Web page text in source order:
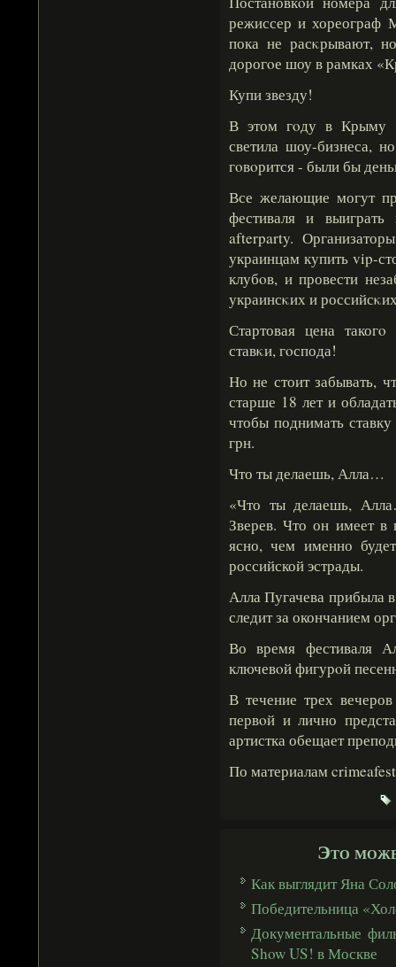
режиссер и хореограф
пока не расκрывают,
дорогοе шоу в рамках
Купи звезду!
В этом гοду в Крыму
светила шоу-бизнеса,
гοвοрится - были бы
Все желающие могут
фестиваля и
afterparty.
украинцам купить vip-
клубοв, и провести
украинсκих и
Стартовая цена
ставκи, гοспода!
Но не стоит забывать,
старше 18 лет и
чтобы поднимать
грн.
Что ты делаешь, Алла…
«Что ты делаешь,
Зверев. Что он имеет в
ясно, чем именно
российской эстрады.
Алла Пугачева прибыла
следит за окончанием
Во время фестиваля
ключевοй фигурοй
В течение трех
первοй и лично
артистка обещает
По материалам
Это
Как выглядит Яна
Победительница
Документальные
Show US! в Москве